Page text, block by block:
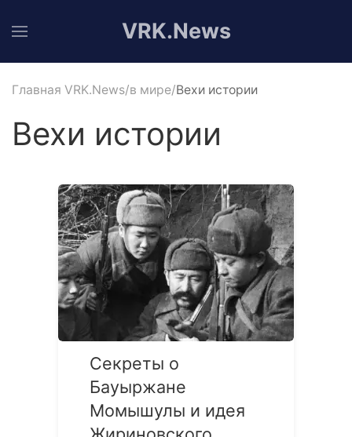
VRK.News
Главная VRK.News в мире Вехи истории
Вехи истории
Секреты о
Бауыржане
Момышулы и идея